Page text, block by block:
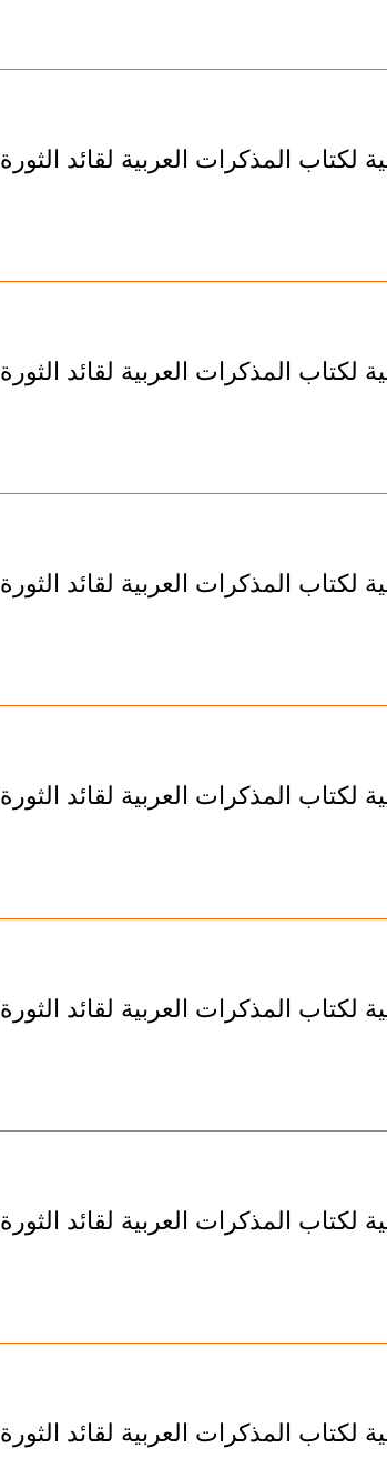
المذكرات العربية لقائد الثورة
المذكرات العربية لقائد الثورة
المذكرات العربية لقائد الثورة
المذكرات العربية لقائد الثورة
المذكرات العربية لقائد الثورة
المذكرات العربية لقائد الثورة
المذكرات العربية لقائد الثورة